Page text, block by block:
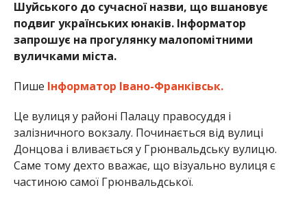
Шуйського до сучасної назви, що вшановує
подвиг українських юнаків. Інформатор
запрошує на прогулянку малопомітними
вуличками міста.
Пише Інформатор Івано-Франківськ.
Це вулиця у районі Палацу правосуддя і
залізничного вокзалу. Починається від вулиці
Донцова і вливається у Грюнвальдську вулицю.
Саме тому дехто вважає, що візуально вулиця є
частиною самої Грюнвальдської.